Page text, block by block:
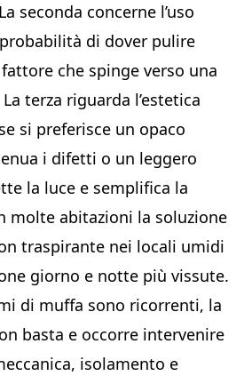
seconda concerne l’uso
di dover pulire
che spinge verso una
terza riguarda l’estetica
si preferisce un opaco
i difetti o un leggero
la luce e semplifica la
molte abitazioni la soluzione
traspirante nei locali umidi
giorno e notte più vissute.
di muffa sono ricorrenti, la
basta e occorre intervenire
isolamento e